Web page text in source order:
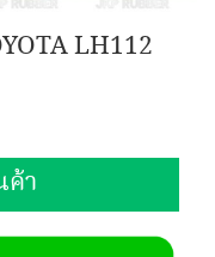
LH112
า